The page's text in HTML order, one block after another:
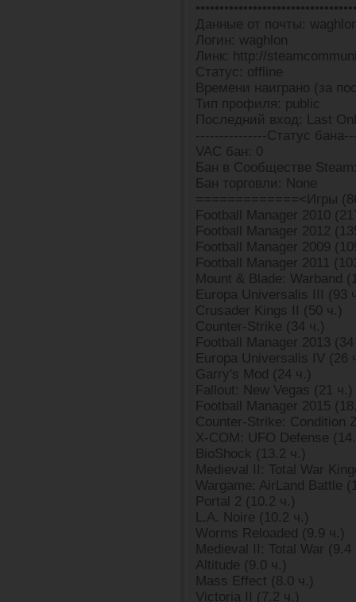
Данные от почты:
Логин: waghlon
Линк: http://
Статус: offline
Времени наиграно (за
Тип профиля: public
Последний вход: Last
---------------Статус
VAC бан: 0
Бан в Сообществе
Бан торговли: None
=============<Игры
Football Manager 2010
Football Manager 2012
Football Manager 2009
Football Manager 2011
Mount & Blade: Warband
Europa Universalis III (93
Crusader Kings II (50 ч.)
Counter-Strike (34 ч.)
Football Manager 2013
Europa Universalis IV (26
Garry's Mod (24 ч.)
Fallout: New Vegas (21 ч.)
Football Manager 2015
Counter-Strike: Condition
X-COM: UFO Defense
BioShock (13.2 ч.)
Medieval II: Total War
Wargame: AirLand Battle
Portal 2 (10.2 ч.)
L.A. Noire (10.2 ч.)
Worms Reloaded (9.9 ч.)
Medieval II: Total War (9.4
Altitude (9.0 ч.)
Mass Effect (8.0 ч.)
Victoria II (7.2 ч.)